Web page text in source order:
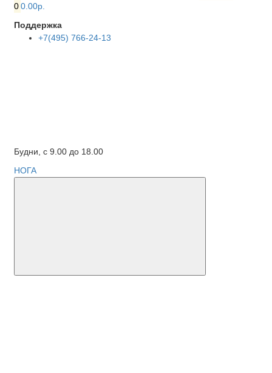
00.00р.
Поддержка
+7(495) 766-24-13
Будни, с 9.00 до 18.00
НОГА